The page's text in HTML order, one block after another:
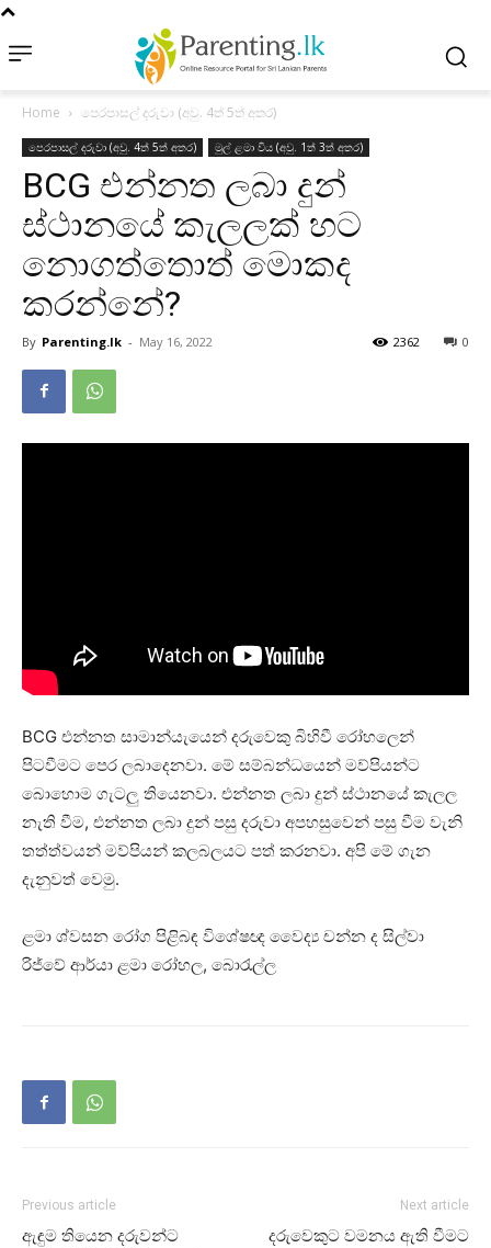
Home පෙරපාසල් දරුවා (අවු. 4ත් 5ත් අතර)
පෙරපාසල් දරුවා (අවු. 4ත් 5ත් අතර) මුල් ළමා විය (අවු. 1ත් 3ත් අතර)
BCG එන්නත ලබා දුන්
ස්ථානයේ කැලලක් හට
නොගත්තොත් මොකද
කරන්නේ?
By Parenting.lk - May 16, 2022 0
2362
BCG එන්නත සාමාන්යැයෙන් දරුවෙකු බිහිවී රෝහලෙන්
පිටවීමට පෙර ලබාදෙනවා. මේ සම්බන්ධයෙන් මව්පියන්ට
බොහොම ගැටලු තියෙනවා. එන්නත ලබා දුන් ස්ථානයේ කැලල
නැති වීම, එන්නත ලබා දුන් පසු දරුවා අපහසුවෙන් පසු වීම වැනි
තත්ත්වයන් මව්පියන් කලබලයට පත් කරනවා. අපි මේ ගැන
දැනුවත් වෙමු.
ළමා ශ්වසන රෝග පිළිබඳ විශේෂඥ වෛද්‍ය චන්න ද සිල්වා
රිජ්වේ ආර්යා ළමා රෝහල, බොරැල්ල
Previous article
ඇඳුම තියෙන දරුවන්ට
Next article
දරුවෙකුට වමනය ඇති වීමට